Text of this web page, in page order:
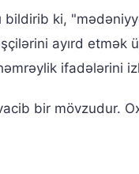
bildirib ki,
ayırd etmək
ifadələrini
bir mövzudur.